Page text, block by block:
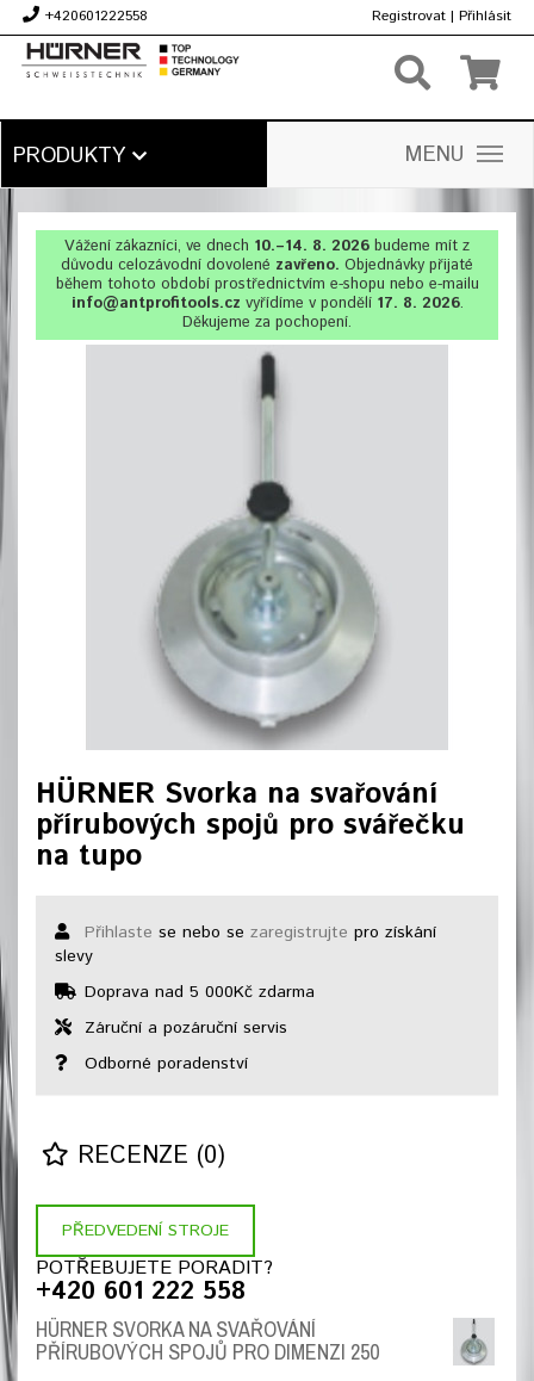
+420601222558 Registrovat | Přihlásit
PRODUKTY MENU
Vážení zákazníci, ve dnech 10.–14. 8. 2026 budeme mít z
důvodu celozávodní dovolené zavřeno. Objednávky přijaté
během tohoto období prostřednictvím e-shopu nebo e-mailu
info@antprofitools.cz vyřídíme v pondělí 17. 8. 2026.
Děkujeme za pochopení.
HÜRNER Svorka na svařování
přírubových spojů pro svářečku
na tupo
Přihlaste se nebo se zaregistrujte pro získání
slevy
Doprava nad 5 000Kč zdarma
Záruční a pozáruční servis
Odborné poradenství
RECENZE (0)
PŘEDVEDENÍ STROJE
POTŘEBUJETE PORADIT?
+420 601 222 558
HÜRNER SVORKA NA SVAŘOVÁNÍ
PŘÍRUBOVÝCH SPOJŮ PRO DIMENZI 250